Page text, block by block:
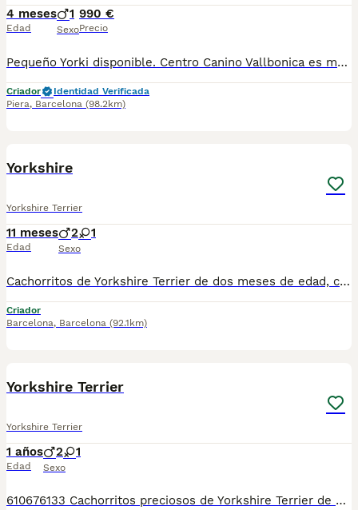
4 meses
Edad
1
Sexo
990 €
Precio
Pequeño Yorki disponible. Centro Canino Vallbonica es mucho más que un centro de cría , es una familia comprometida con el bienestar animal y la cria responsable, siendo Criadores directos, sin intermediarios, con más de 20 años de experiencia. Apostamos por la cría responsable y una cuidada selección por ello todos nuestros bebés nacen y se crían en nuestras instalaciones , asegurando así un correcto desarrollo y una magnífica socialización, consiguiendo en cada ejemplar un carácter juguetón y extrovertido algo primordial para su adaptación como un miembro más en tu familia . Se entregan con el carnet de vacunas con el plan correspondiente a su edad , desparasitados y microchip implantado y activado en registro de Anicom. Facilitamos junto al cachorro contrato de compra con garantías víricas de 15 días y congénitas de 1 año . Contamos con un gran equipo de profesionales entre los que se encuentran educadores, auxiliares y Veterinarios ofreciendo los controles sanitarios necesarios así como continua vigilancia asegurando su bienestar . Hacemos envíos a toda España con empresa de transporte privado, proporcionando un viaje confortable y ofreciendo las atenciones necesarias a nuestros bebés . Si estás interesado en alguno de nuestros ejemplares solicita información sin compromiso al 722269698 . También atendemos vía WhatsApp . PRECIO REAL ( incluye el IVA) .
Criador
Identidad Verificada
Piera, Barcelona (98.2km)
Yorkshire
Yorkshire Terrier
11 meses
Edad
2 1
Sexo
Cachorritos de Yorkshire Terrier de dos meses de edad, con mucha calidad de pelo. Se entregan con la vacuna correspondiente a la edad, revisados por nuestro veterinario, desparasitados, con su cartilla veterinaria, microchip y garantía de salud virica y congenita por escrito, con todo tipo de consejos, muy bien cuidados muy sanos, criados en entorno familiar. Muy cariñosos, listos y juguetones. Ven a verlos sin compromiso cualquier día de la semana incluidos festivos. Disponemos de centro con numero zoológico T-2500116 Mi número de teléfono: 610676133.
Criador
Barcelona, Barcelona (92.1km)
Yorkshire Terrier
Yorkshire Terrier
1 años
Edad
2 1
Sexo
610676133 Cachorritos preciosos de Yorkshire Terrier de dos meses de edad, con mucha calidad de pelo. Se entregan con la vacuna correspondiente a la edad, revisados por nuestro veterinario, desparasitados, con su cartilla veterinaria, microchip y garantía de salud virica y congenita por escrito, con todo tipo de consejos, muy bien cuidados muy sanos, criados en entorno familiar. Muy cariñosos, listos y juguetones. Ven a verlos sin compromiso cualquier día de la semana incluidos festivos. Disponemos de centro con numero zoológico T-2500116 Mi número de teléfono: 610676133.